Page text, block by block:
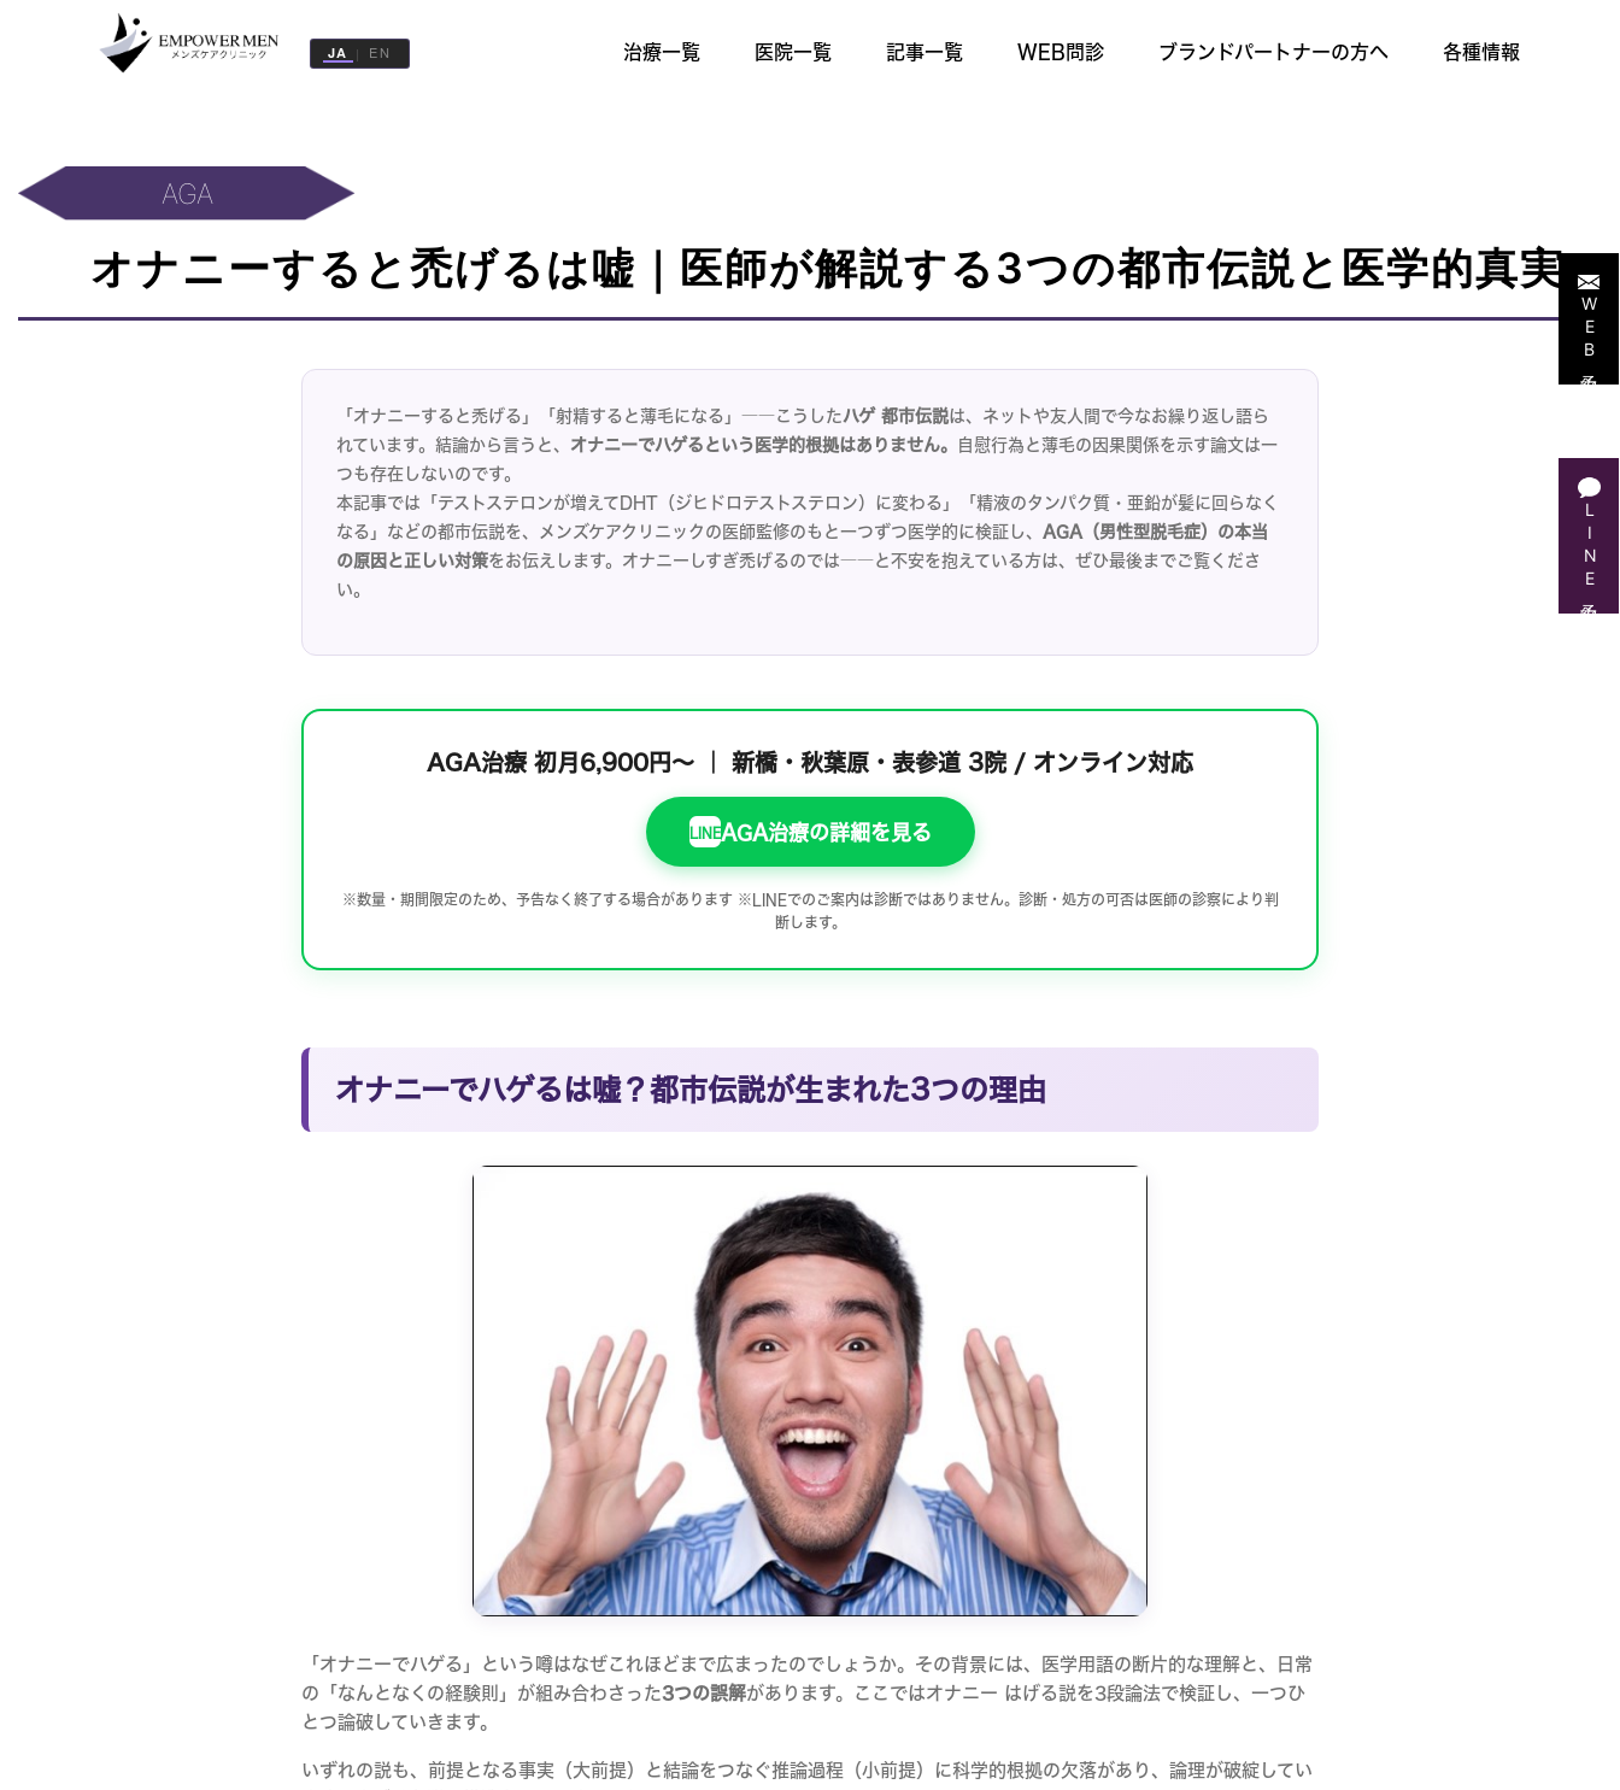
JA | EN 治療一覧 医院一覧 記事一覧 WEB問診 ブランドパートナーの方へ 各種情報
覧
覧
WEB予約
LINE予約
AGA
オナニーすると禿げるは嘘｜医師が解説する3つの都市伝説と医学的真実
「オナニーすると禿げる」「射精すると薄毛になる」――こうしたハゲ 都市伝説は、ネットや友人間で今なお繰り返し語ら
れています。結論から言うと、 オナニーでハゲるという医学的根拠はありません。
自慰行為と薄毛の因果関係を示す論文は一
つも存在しないのです。
本記事では「テストステロンが増えてDHT（ジヒドロテストステロン）に変わる」「精液のタンパク質・亜鉛が髪に回らなく
なる」などの都市伝説を、メンズケアクリニックの医師監修のもと一つずつ医学的に検証し、 AGA（男性型脱毛症）の本当
の原因と正しい対策をお伝えします。オナニーしすぎ禿げるのでは――と不安を抱えている方は、ぜひ最後までご覧くださ
い。
AGA治療 初月6,900円～ ｜ 新橋・秋葉原・表参道 3院 / オンライン対応
LINEAGA治療の詳細を見る
※数量・期間限定のため、予告なく終了する場合があります ※LINEでのご案内は診断ではありません。診断・処方の可否は医師の診察により判
断します。
オナニーでハゲるは嘘？都市伝説が生まれた3つの理由
「オナニーでハゲる」という噂はなぜこれほどまで広まったのでしょうか。その背景には、医学用語の断片的な理解と、日常
の「なんとなくの経験則」が組み合わさった3つの誤解があります。ここではオナニー はげる説を3段論法で検証し、一つひ
とつ論破していきます。
いずれの説も、前提となる事実（大前提）と結論をつなぐ推論過程（小前提）に科学的根拠の欠落があり、論理が破綻してい